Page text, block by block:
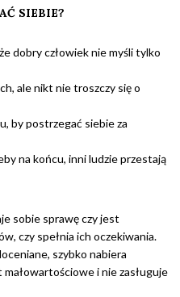
SIEBIE?
dobry człowiek nie myśli tylko
ale nikt nie troszczy się o
by postrzegać siebie za
na końcu, inni ludzie przestają
sobie sprawę czy jest
czy spełnia ich oczekiwania.
szybko nabiera
i nie zasługuje